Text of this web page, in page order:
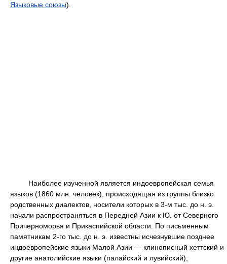
Языковые союзы).
Наиболее изученной является индоевропейская семья
языков (1860 млн. человек), происходящая из группы близко
родственных диалектов, носители которых в 3-м тыс. до н. э.
начали распространяться в Передней Азии к Ю. от Северного
Причерноморья и Прикаспийской области. По письменным
памятникам 2-го тыс. до н. э. известны исчезнувшие позднее
индоевропейские языки Малой Азии — клинописный хеттский и
другие анатолийские языки (палайский и лувийский),